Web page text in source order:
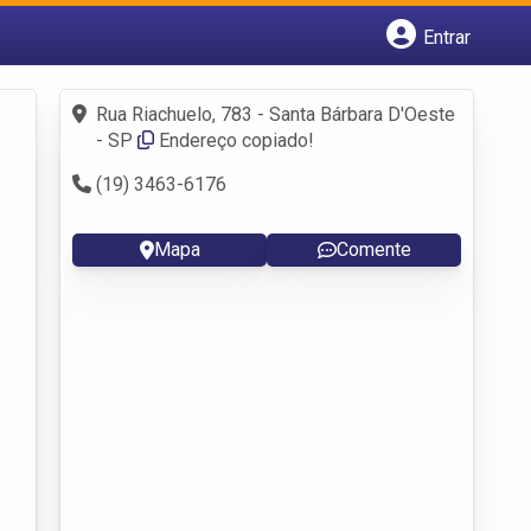
Entrar
Fazer login
Criar conta
Rua Riachuelo, 783 - Santa Bárbara D'Oeste
- SP
Endereço copiado!
(19) 3463-6176
Mapa Comente